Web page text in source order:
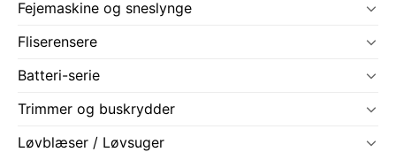
Fejemaskine og sneslynge
Fliserensere
Batteri-serie
Trimmer og buskrydder
Løvblæser / Løvsuger